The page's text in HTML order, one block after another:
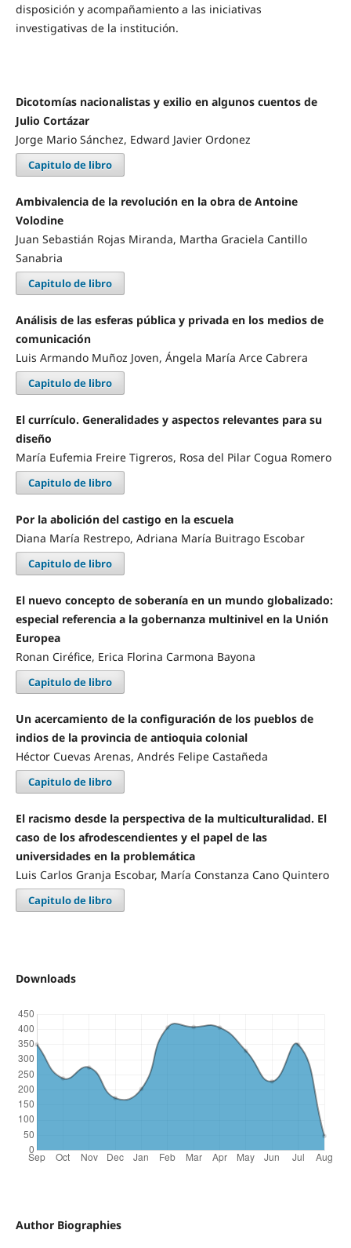
disposición y acompañamiento a las iniciativas
investigativas de la institución.
Dicotomías nacionalistas y exilio en algunos cuentos de
Julio Cortázar
Jorge Mario Sánchez, Edward Javier Ordonez
Capitulo de libro
Ambivalencia de la revolución en la obra de Antoine
Volodine
Juan Sebastián Rojas Miranda, Martha Graciela Cantillo
Sanabria
Capitulo de libro
Análisis de las esferas pública y privada en los medios de
comunicación
Luis Armando Muñoz Joven, Ángela María Arce Cabrera
Capitulo de libro
El currículo. Generalidades y aspectos relevantes para su
diseño
María Eufemia Freire Tigreros, Rosa del Pilar Cogua Romero
Capitulo de libro
Por la abolición del castigo en la escuela
Diana María Restrepo, Adriana María Buitrago Escobar
Capitulo de libro
El nuevo concepto de soberanía en un mundo globalizado:
especial referencia a la gobernanza multinivel en la Unión
Europea
Ronan Ciréfice, Erica Florina Carmona Bayona
Capitulo de libro
Un acercamiento de la configuración de los pueblos de
indios de la provincia de antioquia colonial
Héctor Cuevas Arenas, Andrés Felipe Castañeda
Capitulo de libro
El racismo desde la perspectiva de la multiculturalidad. El
caso de los afrodescendientes y el papel de las
universidades en la problemática
Luis Carlos Granja Escobar, María Constanza Cano Quintero
Capitulo de libro
Downloads
Author Biographies